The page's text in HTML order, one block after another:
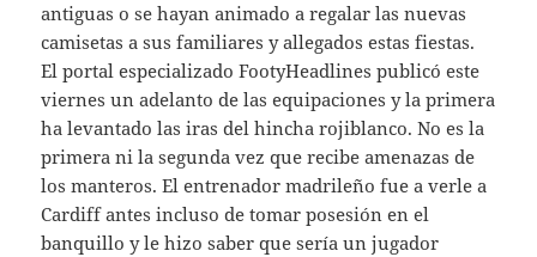
antiguas o se hayan animado a regalar las nuevas
camisetas a sus familiares y allegados estas fiestas.
El portal especializado FootyHeadlines publicó este
viernes un adelanto de las equipaciones y la primera
ha levantado las iras del hincha rojiblanco. No es la
primera ni la segunda vez que recibe amenazas de
los manteros. El entrenador madrileño fue a verle a
Cardiff antes incluso de tomar posesión en el
banquillo y le hizo saber que sería un jugador